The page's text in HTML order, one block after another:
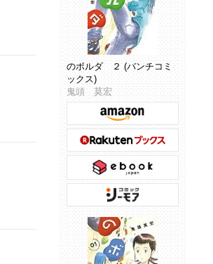
のボルダ ２ (バンチコミ
ックス)
鬼頭 莫宏